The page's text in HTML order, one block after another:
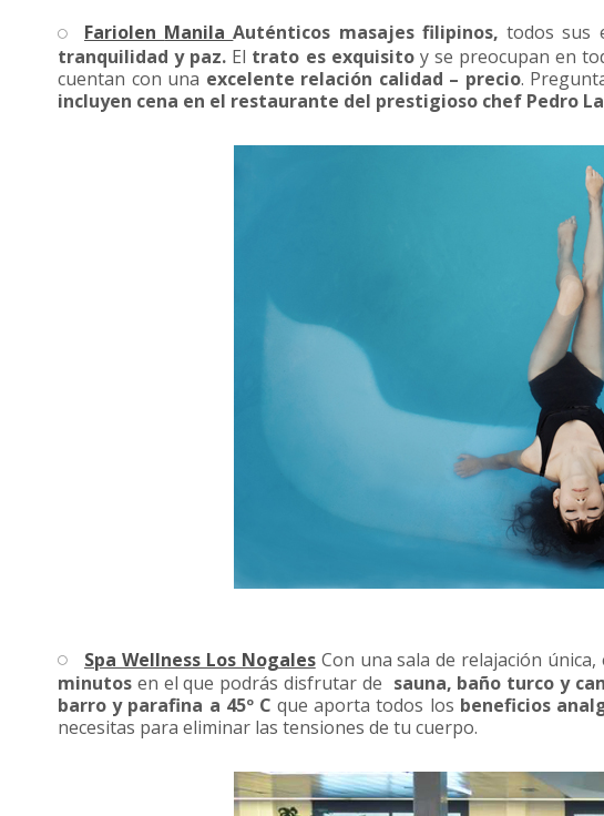
Fariolen ManilaAuténticos masajes filipinos, todos sus
tranquilidad y paz. El trato es exquisitoy se preocupan en
cuentan con una excelente relación calidad – precio.
incluyen cena en el restaurante del prestigioso chef Pedro
Spa Wellness Los Nogales Con una sala de relajación única,
minutos en el que podrás disfrutar de sauna, baño turco y
barro y parafina a 45º C que aporta todos los beneficios
necesitas para eliminar las tensiones de tu cuerpo.